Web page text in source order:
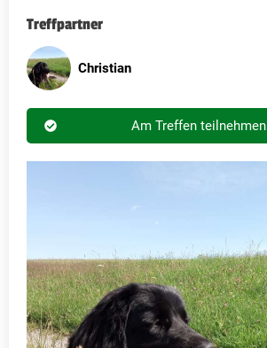
Treffpartner
Christian
Am Treffen teilnehmen